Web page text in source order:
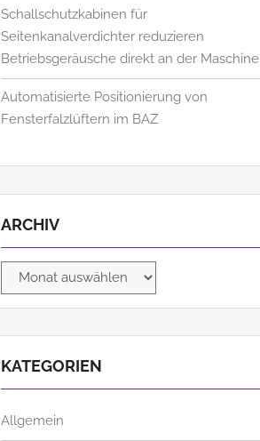
Schallschutzkabinen für
Seitenkanalverdichter reduzieren
Betriebsgeräusche direkt an der Maschine
Automatisierte Positionierung von
Fensterfalzlüftern im BAZ
ARCHIV
Archiv
KATEGORIEN
Allgemein